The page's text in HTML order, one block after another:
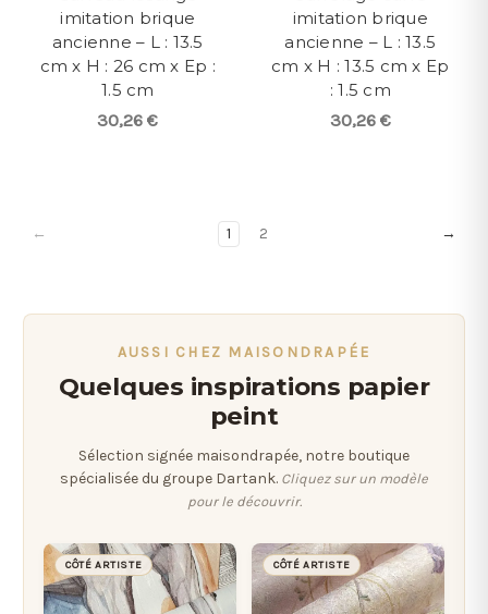
imitation brique
ancienne – L : 13.5
cm x H : 26 cm x Ep :
1.5 cm
30,26 €
imitation brique
ancienne – L : 13.5
cm x H : 13.5 cm x Ep
: 1.5 cm
30,26 €
← 1 2 →
AUSSI CHEZ MAISONDRAPÉE
Quelques inspirations papier
peint
Sélection signée maisondrapée, notre boutique
spécialisée du groupe Dartank. Cliquez sur un modèle
pour le découvrir.
CÔTÉ ARTISTE CÔTÉ ARTISTE